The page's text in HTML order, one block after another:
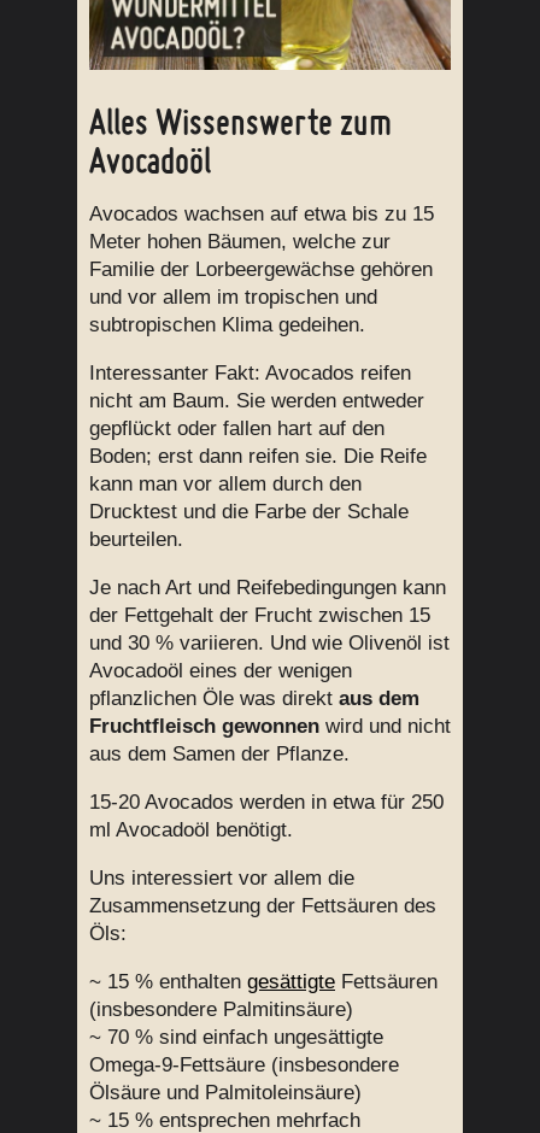
Alles Wissenswerte zum
Avocadoöl
Avocados wachsen auf etwa bis zu 15
Meter hohen Bäumen, welche zur
Familie der Lorbeergewächse gehören
und vor allem im tropischen und
subtropischen Klima gedeihen.
Interessanter Fakt: Avocados reifen
nicht am Baum. Sie werden entweder
gepflückt oder fallen hart auf den
Boden; erst dann reifen sie. Die Reife
kann man vor allem durch den
Drucktest und die Farbe der Schale
beurteilen.
Je nach Art und Reifebedingungen kann
der Fettgehalt der Frucht zwischen 15
und 30 % variieren. Und wie Olivenöl ist
Avocadoöl eines der wenigen
pflanzlichen Öle was direkt aus dem
Fruchtfleisch gewonnen wird und nicht
aus dem Samen der Pflanze.
15-20 Avocados werden in etwa für 250
ml Avocadoöl benötigt.
Uns interessiert vor allem die
Zusammensetzung der Fettsäuren des
Öls:
~ 15 % enthalten gesättigte Fettsäuren
(insbesondere Palmitinsäure)
~ 70 % sind einfach ungesättigte
Omega-9-Fettsäure (insbesondere
Ölsäure und Palmitoleinsäure)
~ 15 % entsprechen mehrfach